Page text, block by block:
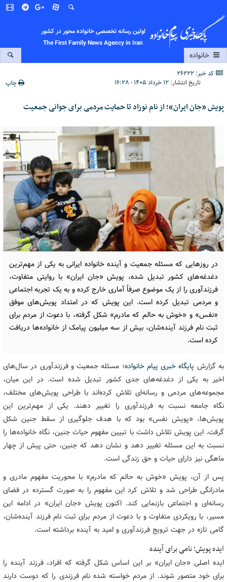
اولین رسانه تخصصی خانواده محور در کشور
The First Family News Agency in Iran
خانواده
کد خبر: 26222
تاریخ انتشار:۱۲ خرداد ۱۴۰۵ - ۱۶:۲۸ چاپ
پویش «جان ایران»؛ از نام نوزاد تا حمایت مردمی برای جوانی جمعیت
در روزهایی که مسئله جمعیت و آینده خانواده ایرانی به یکی از مهم‌ترین
دغدغه‌های کشور تبدیل شده، پویش «جان ایران» با روایتی متفاوت،
فرزندآوری را از یک موضوع صرفاً آماری خارج کرده و به یک تجربه اجتماعی
و مردمی تبدیل کرده است. این پویش که در امتداد پویش‌های موفق
«نفس» و «خوش به حالم که مادرم» شکل گرفته، با دعوت از مردم برای
ثبت نام فرزند آینده‌شان، بیش از سه میلیون پیامک از خانواده‌ها دریافت
کرده است.
به گزارش پایگاه خبری پیام خانواده؛ مسئله جمعیت و فرزندآوری در سال‌های
اخیر به یکی از دغدغه‌های جدی کشور تبدیل شده است. در این میان،
مجموعه‌های مردمی و رسانه‌ای تلاش کرده‌اند با طراحی پویش‌های مختلف،
نگاه جامعه نسبت به فرزندآوری را تغییر دهند. یکی از مهم‌ترین این
پویش‌ها، «پویش نفس» بود که با هدف جلوگیری از سقط جنین شکل
گرفت. این پویش تلاش داشت با تبیین مفهوم حیات جنین، نگاه خانواده‌ها را
نسبت به این مسئله تغییر دهد و نشان دهد که جنین، حتی پیش از چهار
ماهگی نیز دارای حیات و حق زندگی است.
پس از آن، پویش «خوش به حالم که مادرم» با محوریت مفهوم مادری و
مادرانگی طراحی شد و تلاش کرد این مفهوم را به صورت گسترده در فضای
رسانه‌ای و اجتماعی بازنمایی کند. اکنون پویش «جان ایران» در ادامه این
مسیر، با رویکردی متفاوت و با دعوت از مردم برای ثبت نام فرزند آینده‌شان،
گامی تازه در جهت ترویج فرزندآوری و امید به آینده برداشته است.
ایده پویش؛ نامی برای آینده
ایده اصلی «جان ایران» بر این اساس شکل گرفته که افراد، فرزند آینده را
برای خود متصور شوند. از مردم خواسته شده نام فرزندی را که دوست دارند